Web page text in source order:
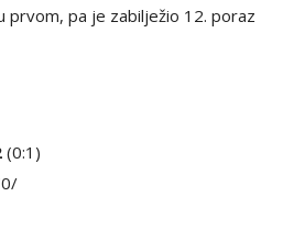
prvom, pa je zabilježio 12. poraz
(0:1)